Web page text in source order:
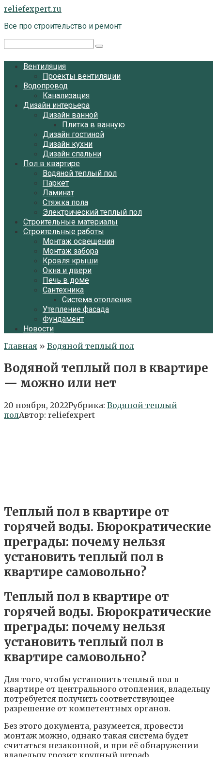
Перейти
контенту
reliefexpert.ru
Все про строительство и ремонт
Вентиляция
Проекты вентиляции
Водопровод
Канализация
Дизайн интерьера
Дизайн ванной
Плитка в ванную
Дизайн гостиной
Дизайн кухни
Дизайн спальни
Пол в квартире
Водяной теплый пол
Паркет
Ламинат
Стяжка пола
Электрический теплый пол
Строительные материалы
Строительные работы
Монтаж освещения
Монтаж забора
Кровля крыши
Окна и двери
Печь в доме
Сантехника
Система отопления
Утепление фасада
Фундамент
Новости
Главная » Водяной теплый пол
Водяной теплый пол в квартире
— можно или нет
20 ноября, 2022Рубрика: Водяной теплый
полАвтор: reliefexpert
Теплый пол в квартире от
горячей воды. Бюрократические
преграды: почему нельзя
установить теплый пол в
квартире самовольно?
Теплый пол в квартире от
горячей воды. Бюрократические
преграды: почему нельзя
установить теплый пол в
квартире самовольно?
Для того, чтобы установить теплый пол в
квартире от центрального отопления, владельцу
потребуется получить соответствующее
разрешение от компетентных органов.
Без этого документа, разумеется, провести
монтаж можно, однако такая система будет
считаться незаконной, и при её обнаружении
владельцу грозит крупный штраф.